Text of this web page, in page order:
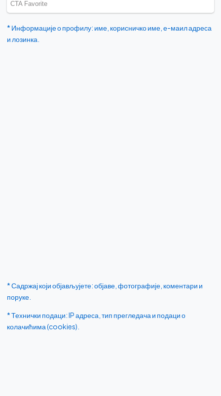
* Информације о профилу: име, корисничко име, е-маил адреса
и лозинка.
* Садржај који објављујете: објаве, фотографије, коментари и
поруке.
* Технички подаци: IP адреса, тип прегледача и подаци о
колачићима (cookies).